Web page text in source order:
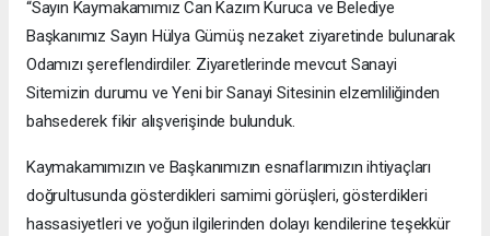
“Sayın Kaymakamımız Can Kazım Kuruca ve Belediye
Başkanımız Sayın Hülya Gümüş nezaket ziyaretinde bulunarak
Odamızı şereflendirdiler. Ziyaretlerinde mevcut Sanayi
Sitemizin durumu ve Yeni bir Sanayi Sitesinin elzemliliğinden
bahsederek fikir alışverişinde bulunduk.
Kaymakamımızın ve Başkanımızın esnaflarımızın ihtiyaçları
doğrultusunda gösterdikleri samimi görüşleri, gösterdikleri
hassasiyetleri ve yoğun ilgilerinden dolayı kendilerine teşekkür